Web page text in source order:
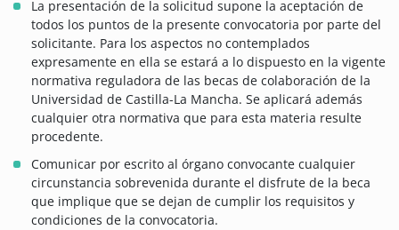
La presentación de la solicitud supone la aceptación de
todos los puntos de la presente convocatoria por parte del
solicitante. Para los aspectos no contemplados
expresamente en ella se estará a lo dispuesto en la vigente
normativa reguladora de las becas de colaboración de la
Universidad de Castilla-La Mancha. Se aplicará además
cualquier otra normativa que para esta materia resulte
procedente.
Comunicar por escrito al órgano convocante cualquier
circunstancia sobrevenida durante el disfrute de la beca
que implique que se dejan de cumplir los requisitos y
condiciones de la convocatoria.